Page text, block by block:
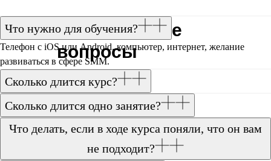
Часто задаваемые
вопросы
Что нужно для обучения?
Телефон с iOS или Android, компьютер, интернет, желание
развиваться в сфере SMM.
Сколько длится курс?
Сколько длится одно занятие?
Что делать, если в ходе курса поняли, что он вам
не подходит?